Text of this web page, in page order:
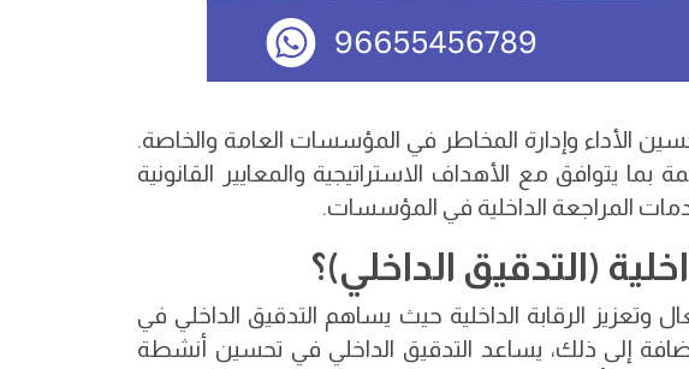
الأداء وإدارة المخاطر في المؤسسات العامة والخاصة.
يتوافق مع الأهداف الاستراتيجية والمعايير القانونية
المراجعة الداخلية في المؤسسات.
(التدقيق الداخلي)؟
وتعزيز الرقابة الداخلية حيث يساهم التدقيق الداخلي في
إلى ذلك، يساعد التدقيق الداخلي في تحسين أنشطة